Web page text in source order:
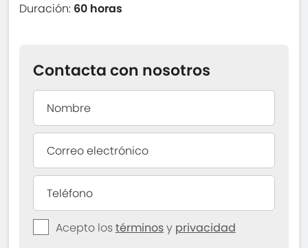
Duración: 60 horas
Contacta con nosotros
Acepto lostérminosy privacidad